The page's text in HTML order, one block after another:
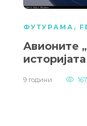
ФУТУРАМА ,
Авионите
историјата
9 години